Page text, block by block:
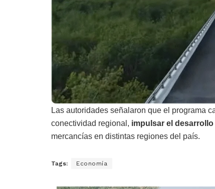
Las autoridades señalaron que el programa
conectividad regional, impulsar el
mercancías en distintas regiones del país.
Tags: Economía